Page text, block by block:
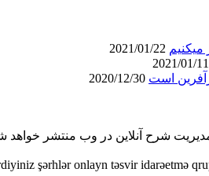
است
شرح آنلاین در وب منتشر خواهد
şərhlər onlayn təsvir idarəetmə